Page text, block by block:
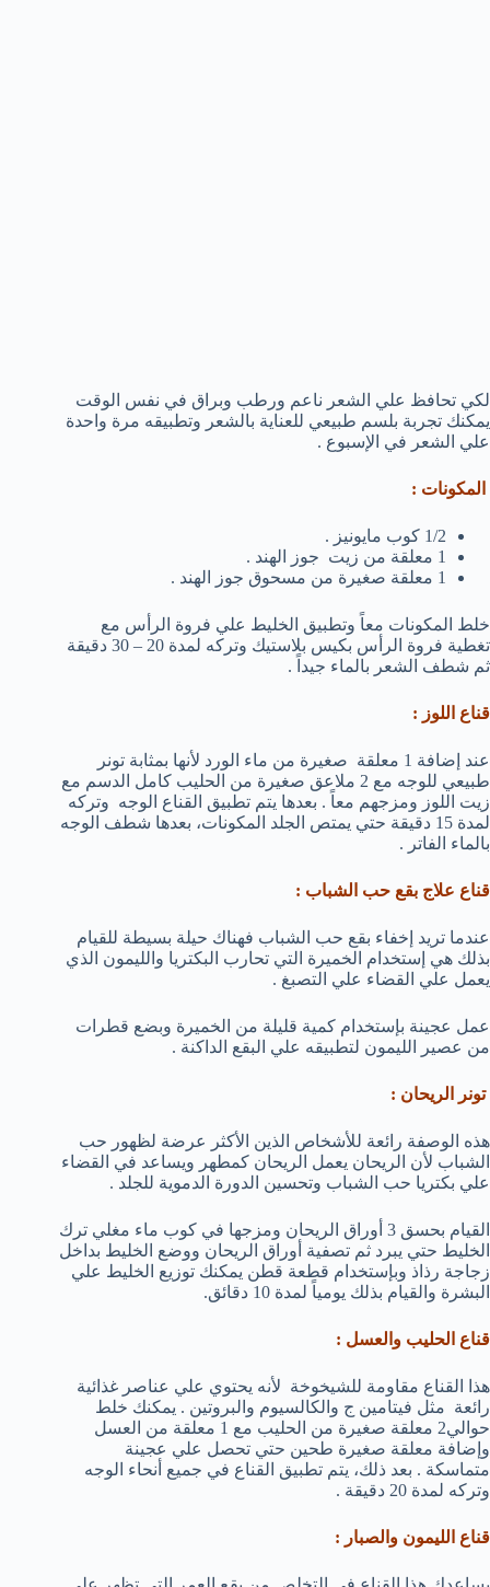
لكي تحافظ علي الشعر ناعم ورطب وبراق في نفس الوقت
يمكنك تجربة بلسم طبيعي للعناية بالشعر وتطبيقه مرة واحدة
علي الشعر في الإسبوع .
المكونات :
1/2 كوب مايونيز .
1 معلقة من زيت جوز الهند .
1 معلقة صغيرة من مسحوق جوز الهند .
خلط المكونات معاً وتطبيق الخليط علي فروة الرأس مع
تغطية فروة الرأس بكيس بلاستيك وتركه لمدة 20 – 30 دقيقة
ثم شطف الشعر بالماء جيداً .
قناع اللوز :
عند إضافة 1 معلقة صغيرة من ماء الورد لأنها بمثابة تونر
طبيعي للوجه مع 2 ملاعق صغيرة من الحليب كامل الدسم مع
زيت اللوز ومزجهم معاً . بعدها يتم تطبيق القناع الوجه وتركه
لمدة 15 دقيقة حتي يمتص الجلد المكونات، بعدها شطف الوجه
بالماء الفاتر .
قناع علاج بقع حب الشباب :
عندما تريد إخفاء بقع حب الشباب فهناك حيلة بسيطة للقيام
بذلك هي إستخدام الخميرة التي تحارب البكتريا والليمون الذي
يعمل علي القضاء علي التصبغ .
عمل عجينة بإستخدام كمية قليلة من الخميرة وبضع قطرات
من عصير الليمون لتطبيقه علي البقع الداكنة .
تونر الريحان :
هذه الوصفة رائعة للأشخاص الذين الأكثر عرضة لظهور حب
الشباب لأن الريحان يعمل الريحان كمطهر ويساعد في القضاء
علي بكتريا حب الشباب وتحسين الدورة الدموية للجلد .
القيام بحسق 3 أوراق الريحان ومزجها في كوب ماء مغلي ترك
الخليط حتي يبرد ثم تصفية أوراق الريحان ووضع الخليط بداخل
زجاجة رذاذ وبإستخدام قطعة قطن يمكنك توزيع الخليط علي
البشرة والقيام بذلك يومياً لمدة 10 دقائق.
قناع الحليب والعسل :
هذا القناع مقاومة للشيخوخة لأنه يحتوي علي عناصر غذائية
رائعة مثل فيتامين ج والكالسيوم والبروتين . يمكنك خلط
حوالي2 معلقة صغيرة من الحليب مع 1 معلقة من العسل
وإضافة معلقة صغيرة طحين حتي تحصل علي عجينة
متماسكة . بعد ذلك، يتم تطبيق القناع في جميع أنحاء الوجه
وتركه لمدة 20 دقيقة .
قناع الليمون والصبار :